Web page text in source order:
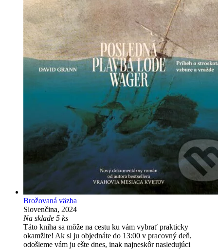
Brožovaná väzba
Slovenčina, 2024
Na sklade 5 ks
Táto kniha sa môže na cestu ku vám vybrať prakticky
okamžite! Ak si ju objednáte do 13:00 v pracovný deň,
odošleme vám ju ešte dnes, inak najneskôr nasledujúci